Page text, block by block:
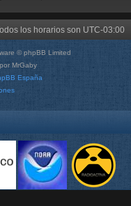
los horarios son UTC-03:00
© phpBB Limited
MrGaby
España